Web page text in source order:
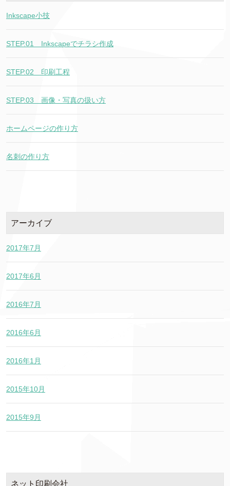
Inkscape小技
STEP.01＿Inkscapeでチラシ作成
STEP.02＿印刷工程
STEP.03＿画像・写真の扱い方
ホームページの作り方
名刺の作り方
アーカイブ
2017年7月
2017年6月
2016年7月
2016年6月
2016年1月
2015年10月
2015年9月
ネット印刷会社